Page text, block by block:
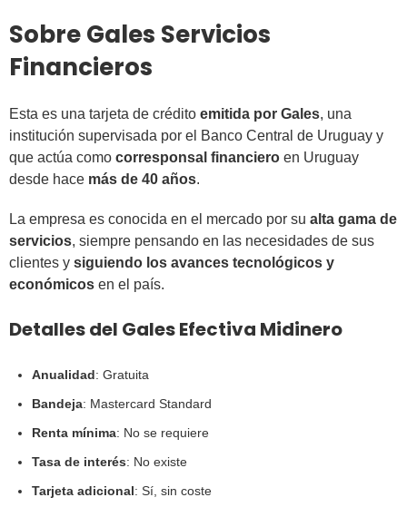
Sobre Gales Servicios
Financieros
Esta es una tarjeta de crédito emitida por Gales, una
institución supervisada por el Banco Central de Uruguay y
que actúa como corresponsal financiero en Uruguay
desde hace más de 40 años.
La empresa es conocida en el mercado por su alta gama de
servicios, siempre pensando en las necesidades de sus
clientes y siguiendo los avances tecnológicos y
económicos en el país.
Detalles del Gales Efectiva Midinero
Anualidad: Gratuita
Bandeja: Mastercard Standard
Renta mínima: No se requiere
Tasa de interés: No existe
Tarjeta adicional: Sí, sin coste